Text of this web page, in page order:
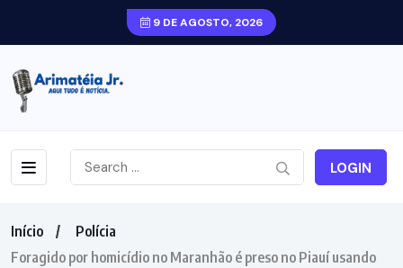
9 DE AGOSTO, 2026
LOGIN
Início
Polícia
Foragido por homicídio no Maranhão é preso no Piauí usando